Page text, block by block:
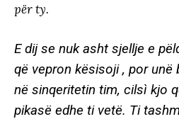
për ty.
E dij se nuk asht sjellje e
që vepron kësisoji , por unë
në sinqeritetin tim, cilsì kjo
pikasë edhe ti vetë. Ti